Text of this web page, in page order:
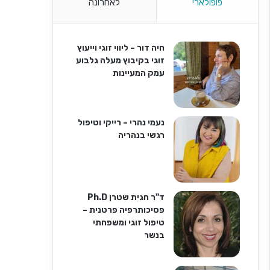
פופולארי לאחרונה
חיה דור – ליווי זוגי וייעוץ
זוגי בקיבוץ מעלה גלבוע
עמק המעיינות
נעמי נהרי – רייקי וטיפול
רגשי בנהריה
ד"ר חגית שטרן Ph.D
פסיכותרפיה פרטנית –
טיפול זוגי ומשפחתי
בנשר